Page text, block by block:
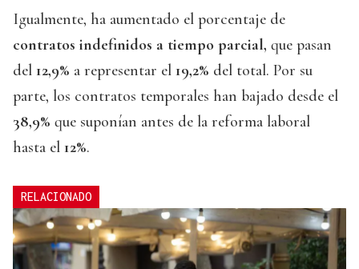
Igualmente, ha aumentado el porcentaje de
contratos indefinidos a tiempo parcial, que pasan
del 12,9% a representar el 19,2% del total. Por su
parte, los contratos temporales han bajado desde el
38,9% que suponían antes de la reforma laboral
hasta el 12%.
RELACIONADO